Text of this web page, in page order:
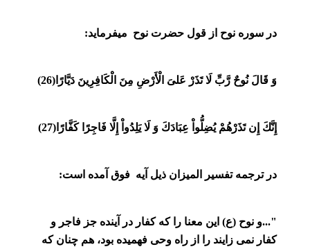
در سوره نوح از قول حضرت نوح میفرماید:
وَ قَالَ نُوحٌ رَّبّ‏ِ لَا تَذَرْ عَلىَ الْأَرْضِ مِنَ الْكَافِرِينَ دَيَّارًا(26)
إِنَّكَ إِن تَذَرْهُمْ يُضِلُّواْ عِبَادَكَ وَ لَا يَلِدُواْ إِلَّا فَاجِرًا كَفَّارًا(27)
در ترجمه تفسیر المیزان ذیل آیه فوق آمده است:
"...و نوح (ع) اين معنا را كه كفار در آينده جز فاجر و
كفار نمی ‏زايند را از راه وحى فهميده بود، هم چنان كه